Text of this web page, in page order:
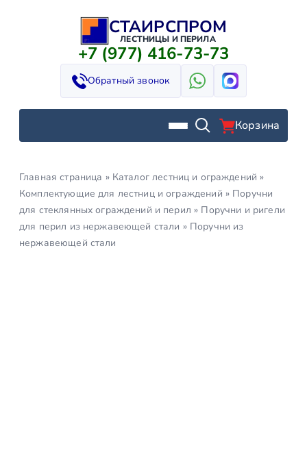
СТАИРСПРОМ
ЛЕСТНИЦЫ И ПЕРИЛА
+7 (977) 416-73-73
Обратный звонок
Корзина
Главная страница » Каталог лестниц и ограждений »
Комплектующие для лестниц и ограждений » Поручни
для стеклянных ограждений и перил » Поручни и ригели
для перил из нержавеющей стали » Поручни из
нержавеющей стали